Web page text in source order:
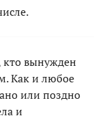
кто вынужден
Как и любое
или поздно
и